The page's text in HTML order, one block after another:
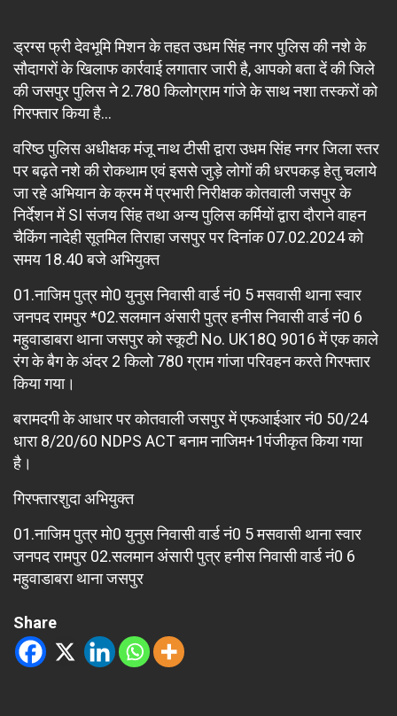
ड्रग्स फ्री देवभूमि मिशन के तहत उधम सिंह नगर पुलिस की नशे के
सौदागरों के खिलाफ कार्रवाई लगातार जारी है, आपको बता दें की जिले
की जसपुर पुलिस ने 2.780 किलोग्राम गांजे के साथ नशा तस्करों को
गिरफ्तार किया है…
वरिष्ठ पुलिस अधीक्षक मंजू नाथ टीसी द्वारा उधम सिंह नगर जिला स्तर
पर बढ़ते नशे की रोकथाम एवं इससे जुड़े लोगों की धरपकड़ हेतु चलाये
जा रहे अभियान के क्रम में प्रभारी निरीक्षक कोतवाली जसपुर के
निर्देशन में SI संजय सिंह तथा अन्य पुलिस कर्मियों द्वारा दौराने वाहन
चैकिंग नादेही सूतमिल तिराहा जसपुर पर दिनांक 07.02.2024 को
समय 18.40 बजे अभियुक्त
01.नाजिम पुत्र मो0 युनुस निवासी वार्ड नं0 5 मसवासी थाना स्वार
जनपद रामपुर *02.सलमान अंसारी पुत्र हनीस निवासी वार्ड नं0 6
महुवाडाबरा थाना जसपुर को स्कूटी No. UK18Q 9016 में एक काले
रंग के बैग के अंदर 2 किलो 780 ग्राम गांजा परिवहन करते गिरफ्तार
किया गया।
बरामदगी के आधार पर कोतवाली जसपुर में एफआईआर नं0 50/24
धारा 8/20/60 NDPS ACT बनाम नाजिम+1पंजीकृत किया गया
है।
गिरफ्तारशुदा अभियुक्त
01.नाजिम पुत्र मो0 युनुस निवासी वार्ड नं0 5 मसवासी थाना स्वार
जनपद रामपुर 02.सलमान अंसारी पुत्र हनीस निवासी वार्ड नं0 6
महुवाडाबरा थाना जसपुर
Share